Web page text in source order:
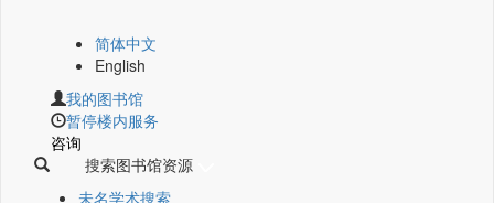
简体中文
English
我的图书馆
暂停楼内服务
咨询
搜索图书馆资源
未名学术搜索